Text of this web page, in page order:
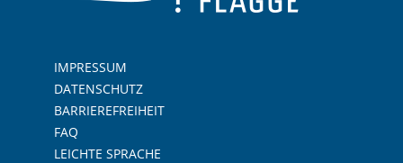
IMPRESSUM
DATENSCHUTZ
BARRIEREFREIHEIT
FAQ
LEICHTE SPRACHE